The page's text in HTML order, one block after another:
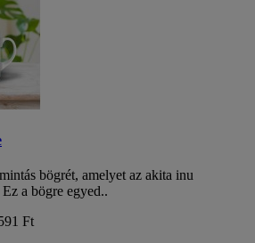
bögrét, amelyet az akita inu
a bögre egyed..
Ft